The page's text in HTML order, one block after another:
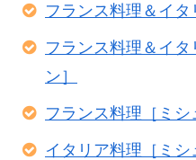
フランス料理＆イタ
フランス料理＆イ
ン］
フランス料理［ミシ
イタリア料理［ミシ